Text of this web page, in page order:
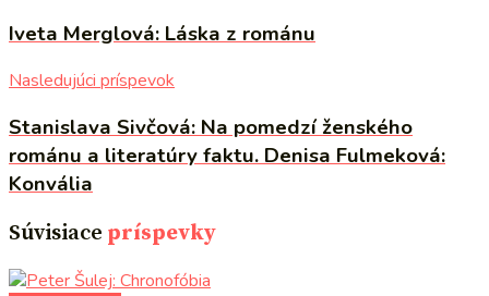
Iveta Merglová: Láska z románu
Nasledujúci príspevok
Stanislava Sivčová: Na pomedzí ženského
románu a literatúry faktu. Denisa Fulmeková:
Konvália
Súvisiace príspevky